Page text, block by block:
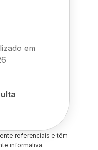
em
referenciais e têm
informativa.